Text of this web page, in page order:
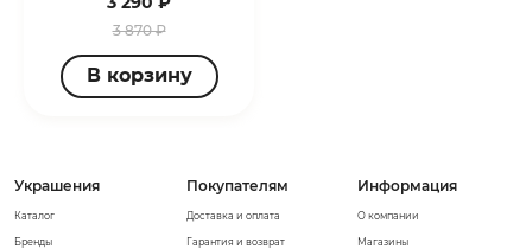
3 870 ₽
В корзину
Информация
О компании
Магазины
Украшения
Каталог
Бренды
Покупателям
Доставка и оплата
Гарантия и возврат